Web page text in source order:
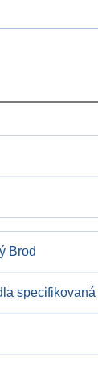
Brod